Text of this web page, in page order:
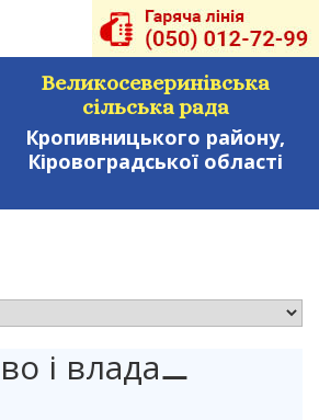
Великосеверинівська
сільська рада
Кропивницького району,
Кіровоградської області
і влада⚊